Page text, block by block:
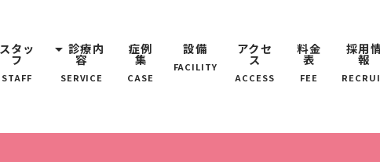
スタッ
フ
STAFF
arrow_drop_down 診療内
容
SERVICE
症例
集
CASE
設備
FACILITY
アクセ
ス
ACCESS
料金
表
FEE
採用
報